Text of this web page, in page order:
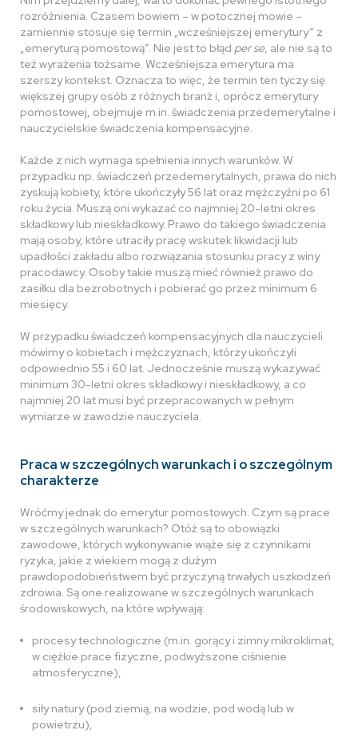
rozróżnienia. Czasem bowiem – w potocznej mowie –
zamiennie stosuje się termin „wcześniejszej emerytury” z
„emeryturą pomostową”. Nie jest to błąd per se, ale nie są to
też wyrażenia tożsame. Wcześniejsza emerytura ma
szerszy kontekst. Oznacza to więc, że termin ten tyczy się
większej grupy osób z różnych branż i, oprócz emerytury
pomostowej, obejmuje m.in. świadczenia przedemerytalne i
nauczycielskie świadczenia kompensacyjne.
Każde z nich wymaga spełnienia innych warunków. W
przypadku np. świadczeń przedemerytalnych, prawa do nich
zyskują kobiety, które ukończyły 56 lat oraz mężczyźni po 61
roku życia. Muszą oni wykazać co najmniej 20-letni okres
składkowy lub nieskładkowy. Prawo do takiego świadczenia
mają osoby, które utraciły pracę wskutek likwidacji lub
upadłości zakładu albo rozwiązania stosunku pracy z winy
pracodawcy. Osoby takie muszą mieć również prawo do
zasiłku dla bezrobotnych i pobierać go przez minimum 6
miesięcy.
W przypadku świadczeń kompensacyjnych dla nauczycieli
mówimy o kobietach i mężczyznach, którzy ukończyli
odpowiednio 55 i 60 lat. Jednocześnie muszą wykazywać
minimum 30-letni okres składkowy i nieskładkowy, a co
najmniej 20 lat musi być przepracowanych w pełnym
wymiarze w zawodzie nauczyciela.
Praca w szczególnych warunkach i o szczególnym
charakterze
Wróćmy jednak do emerytur pomostowych. Czym są prace
w szczególnych warunkach? Otóż są to obowiązki
zawodowe, których wykonywanie wiąże się z czynnikami
ryzyka, jakie z wiekiem mogą z dużym
prawdopodobieństwem być przyczyną trwałych uszkodzeń
zdrowia. Są one realizowane w szczególnych warunkach
środowiskowych, na które wpływają:
procesy technologiczne (m.in. gorący i zimny mikroklimat,
w ciężkie prace fizyczne, podwyższone ciśnienie
atmosferyczne),
siły natury (pod ziemią, na wodzie, pod wodą lub w
powietrzu),